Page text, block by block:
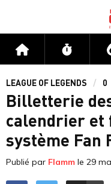
Accueil Flux
LEAGUE OF LEGENDS 0
Billetterie
calendrier et
système Fan
Publié par Flamm le 29